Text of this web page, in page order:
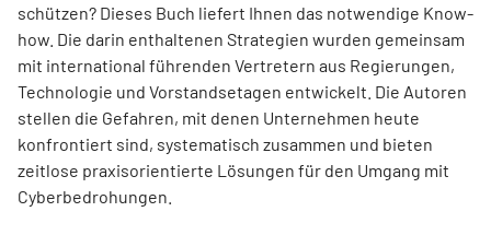
schützen? Dieses Buch liefert Ihnen das notwendige Know-
how. Die darin enthaltenen Strategien wurden gemeinsam
mit international führenden Vertretern aus Regierungen,
Technologie und Vorstandsetagen entwickelt. Die Autoren
stellen die Gefahren, mit denen Unternehmen heute
konfrontiert sind, systematisch zusammen und bieten
zeitlose praxisorientierte Lösungen für den Umgang mit
Cyberbedrohungen.